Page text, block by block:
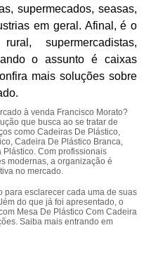
supermecados, seasas,
em geral. Afinal, é o
supermercadistas,
o assunto é caixas
mais soluções sobre
à venda Francisco Morato?
que busca ao se tratar de
como Cadeiras De Plástico,
Cadeira De Plástico Branca,
Plástico. Com profissionais
modernas, a organização é
no mercado.
para esclarecer cada uma de suas
do que já foi apresentado, o
Mesa De Plástico Com Cadeira
Saiba mais entrando em